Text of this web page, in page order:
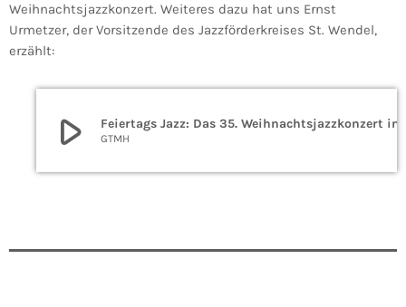
Weihnachtsjazzkonzert. Weiteres dazu hat uns Ernst
Urmetzer, der Vorsitzende des Jazzförderkreises St. Wendel,
erzählt:
play_arrow GTMH